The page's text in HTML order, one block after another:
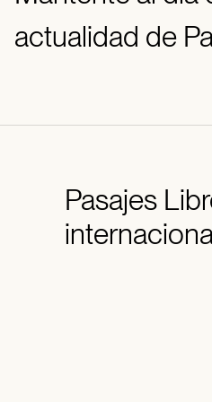
actualidad de
Pasajes